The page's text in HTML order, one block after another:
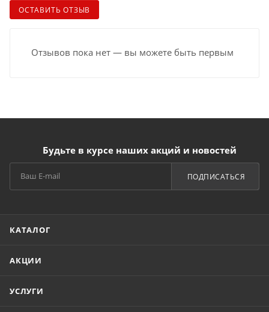
ОСТАВИТЬ ОТЗЫВ
Отзывов пока нет — вы можете быть первым
Будьте в курсе наших акций и новостей
ПОДПИСАТЬСЯ
КАТАЛОГ
АКЦИИ
УСЛУГИ